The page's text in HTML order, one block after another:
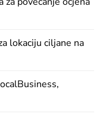
lokaciju ciljane na